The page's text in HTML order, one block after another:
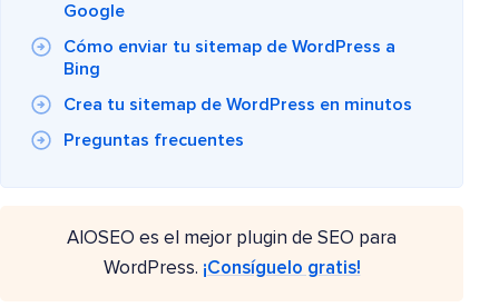
Google
Cómo enviar tu sitemap de WordPress a
Bing
Crea tu sitemap de WordPress en minutos
Preguntas frecuentes
AIOSEO es el mejor plugin de SEO para
WordPress. ¡Consíguelo gratis!